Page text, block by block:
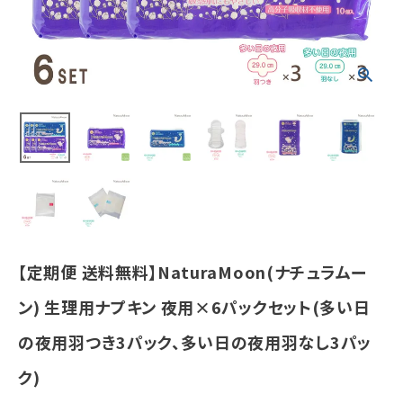
用羽なし3パッ
3,323
ホーム
新商品
カテゴリーから探す
日用品雑貨
フェムケア
【定期便 送料無料】NaturaMoon(ナチュラムー
ン) 生理用ナプキン 夜用×6パックセット(多い日
の夜用羽つき3パック、多い日の夜用羽なし3パッ
ク)